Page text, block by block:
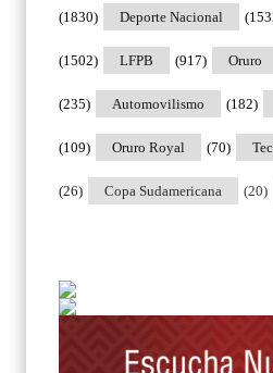
Deporte Nacional
(1830)
LFPB
(1502) Oruro
(917)
Automovilismo
(235) (182)
Oruro Royal
(109) (70)
Copa Sudamericana
(26) (20)